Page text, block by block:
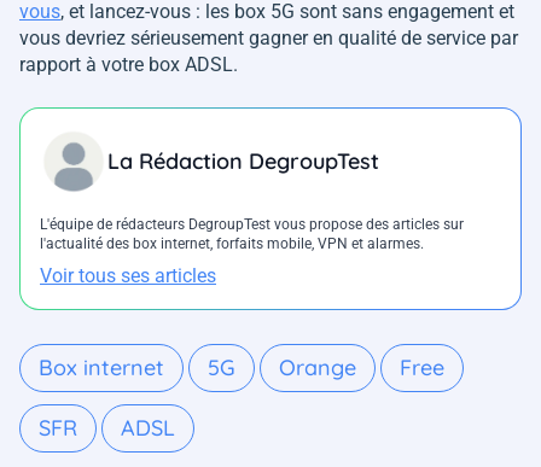
vous, et lancez-vous : les box 5G sont sans engagement et
vous devriez sérieusement gagner en qualité de service par
rapport à votre box ADSL.
La Rédaction DegroupTest
L'équipe de rédacteurs DegroupTest vous propose des articles sur
l'actualité des box internet, forfaits mobile, VPN et alarmes.
Voir tous ses articles
Box internet 5G Orange Free
SFR ADSL